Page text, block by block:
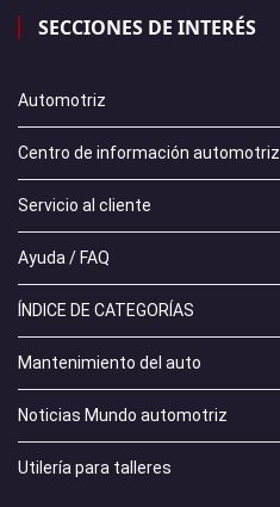
SECCIONES DE INTERÉS
Automotriz
Centro de información automotriz
Servicio al cliente
Ayuda / FAQ
ÍNDICE DE CATEGORÍAS
Mantenimiento del auto
Noticias Mundo automotriz
Utilería para talleres